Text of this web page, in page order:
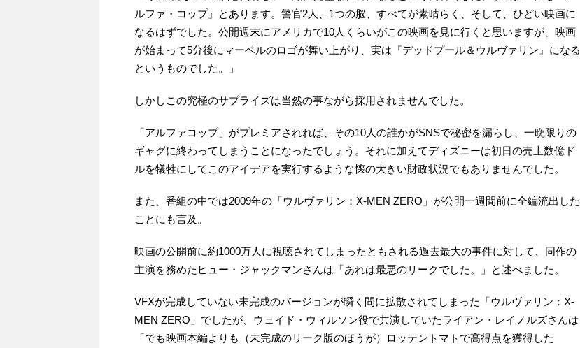
ルファ・コップ』とあります。警官2人、1つの脳、すべてが素晴らく、そして、ひどい映画に
なるはずでした。公開週末にアメリカで10人くらいがこの映画を見に行くと思いますが、映画
が始まって5分後にマーベルのロゴが舞い上がり、実は『デッドプール＆ウルヴァリン』になる
というものでした。」
しかしこの究極のサプライズは当然の事ながら採用されませんでした。
「アルファコップ」がプレミアされれば、その10人の誰かがSNSで秘密を漏らし、一晩限りの
ギャグに終わってしまうことになったでしょう。それに加えてディズニーは初日の売上数億ド
ルを犠牲にしてこのアイデアを実行するような懐の大きい財政状況でもありませんでした。
また、番組の中では2009年の「ウルヴァリン：X-MEN ZERO」が公開一週間前に全編流出した
ことにも言及。
映画の公開前に約1000万人に視聴されてしまったともされる過去最大の事件に対して、同作の
主演を務めたヒュー・ジャックマンさんは「あれは最悪のリークでした。」と述べました。
VFXが完成していない未完成のバージョンが瞬く間に拡散されてしまった「ウルヴァリン：X-
MEN ZERO」でしたが、ウェイド・ウィルソン役で共演していたライアン・レイノルズさんは
「でも映画本編よりも（未完成のリーク版のほうが）ロッテントマトで高得点を獲得した